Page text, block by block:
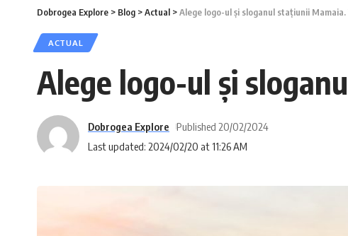
Dobrogea Explore > Blog >Actual >Alege logo-ul și sloganul stațiunii
ACTUAL
Alege logo-ul și
Last updated: 2024/02/20 at 11:26 AM
Dobrogea Explore Published 20/02/2024